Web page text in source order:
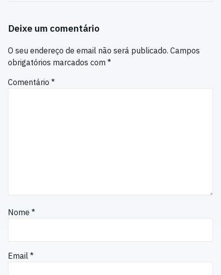
Deixe um comentário
O seu endereço de email não será publicado. Campos
obrigatórios marcados com *
Comentário *
Nome *
Email *